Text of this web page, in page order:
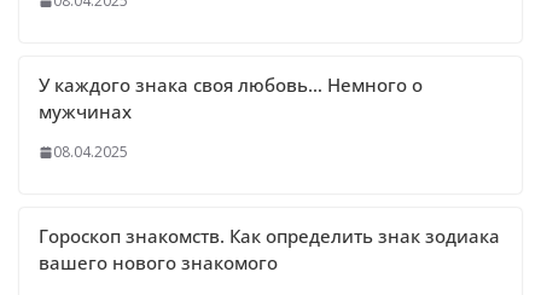
У каждого знака своя любовь… Немного о
мужчинах
08.04.2025
Гороскоп знакомств. Как определить знак зодиака
вашего нового знакомого